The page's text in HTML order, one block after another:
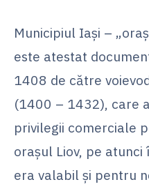
Municipiul Iaşi –
este atestat
1408 de către
(1400 – 1432), care
privilegii comerciale
oraşul Liov, pe
era valabil şi pentru